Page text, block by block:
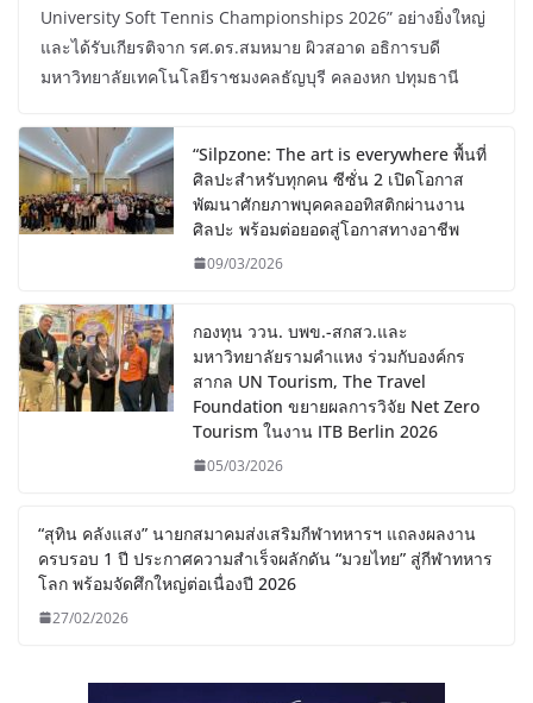
University Soft Tennis Championships 2026” อย่างยิ่งใหญ่
และได้รับเกียรติจาก รศ.ดร.สมหมาย ผิวสอาด อธิการบดี
มหาวิทยาลัยเทคโนโลยีราชมงคลธัญบุรี คลองหก ปทุมธานี
“Silpzone: The art is everywhere พื้นที่
ศิลปะสำหรับทุกคน ซีซั่น 2 เปิดโอกาส
พัฒนาศักยภาพบุคคลออทิสติกผ่านงาน
ศิลปะ พร้อมต่อยอดสู่โอกาสทางอาชีพ
09/03/2026
กองทุน ววน. บพข.-สกสว.และ
มหาวิทยาลัยรามคำแหง ร่วมกับองค์กร
สากล UN Tourism, The Travel
Foundation ขยายผลการวิจัย Net Zero
Tourism ในงาน ITB Berlin 2026
05/03/2026
“สุทิน คลังแสง” นายกสมาคมส่งเสริมกีฬาทหารฯ แถลงผลงาน
ครบรอบ 1 ปี ประกาศความสำเร็จผลักดัน “มวยไทย” สู่กีฬาทหาร
โลก พร้อมจัดศึกใหญ่ต่อเนื่องปี 2026
27/02/2026